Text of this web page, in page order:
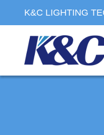
K&C LIGHTING